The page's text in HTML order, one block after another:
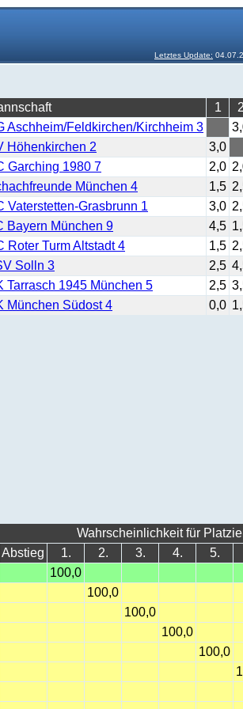
Letztes Update:
1 2
Aschheim/Feldkirchen/Kirchheim 3
Höhenkirchen 2 3,0
Garching 1980 7 2,0
München 4 1,5
Vaterstetten-Grasbrunn 1 3,0
Bayern München 9 4,5
Roter Turm Altstadt 4 1,5
Solln 3 2,5
Tarrasch 1945 München 5 2,5
München Südost 4 0,0
Wahrscheinlichkeit für
Abstieg 1. 2. 3. 4. 5.
100,0
100,0
100,0
100,0
100,0